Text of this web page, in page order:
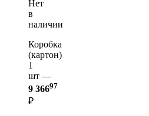
Нет
в
наличии
Коробка
(картон)
1
шт —
9 36697
₽